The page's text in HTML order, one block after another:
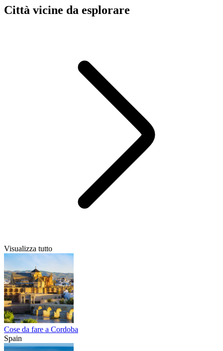
Città vicine da esplorare
Visualizza tutto
Cose da fare a Cordoba
Spain